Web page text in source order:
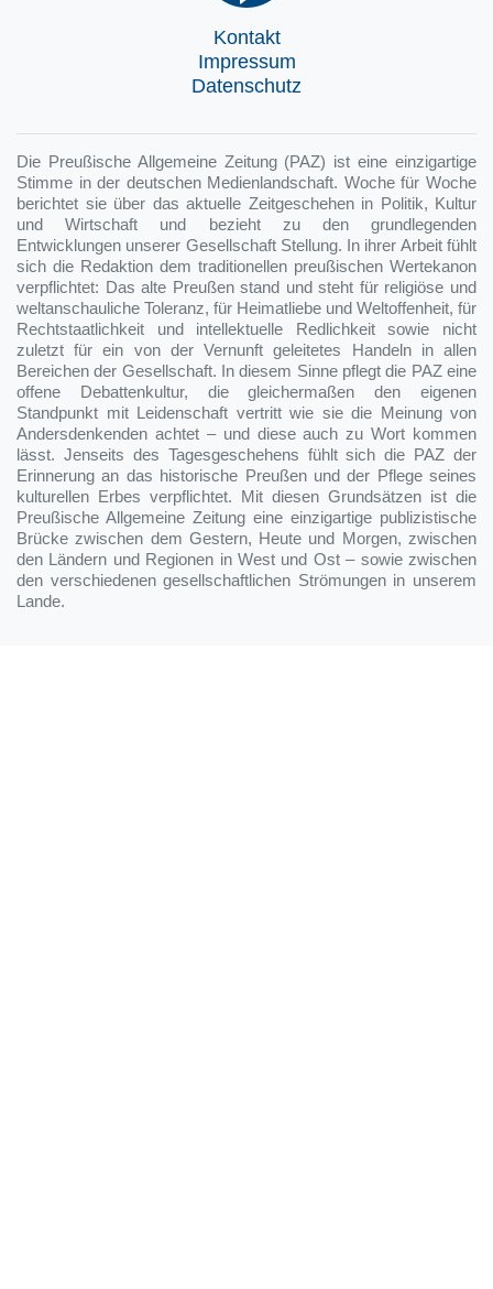
Kontakt
Impressum
Datenschutz
Die Preußische Allgemeine Zeitung (PAZ) ist eine einzigartige
Stimme in der deutschen Medienlandschaft. Woche für Woche
berichtet sie über das aktuelle Zeitgeschehen in Politik, Kultur
und Wirtschaft und bezieht zu den grundlegenden
Entwicklungen unserer Gesellschaft Stellung. In ihrer Arbeit fühlt
sich die Redaktion dem traditionellen preußischen Wertekanon
verpflichtet: Das alte Preußen stand und steht für religiöse und
weltanschauliche Toleranz, für Heimatliebe und Weltoffenheit, für
Rechtstaatlichkeit und intellektuelle Redlichkeit sowie nicht
zuletzt für ein von der Vernunft geleitetes Handeln in allen
Bereichen der Gesellschaft. In diesem Sinne pflegt die PAZ eine
offene Debattenkultur, die gleichermaßen den eigenen
Standpunkt mit Leidenschaft vertritt wie sie die Meinung von
Andersdenkenden achtet – und diese auch zu Wort kommen
lässt. Jenseits des Tagesgeschehens fühlt sich die PAZ der
Erinnerung an das historische Preußen und der Pflege seines
kulturellen Erbes verpflichtet. Mit diesen Grundsätzen ist die
Preußische Allgemeine Zeitung eine einzigartige publizistische
Brücke zwischen dem Gestern, Heute und Morgen, zwischen
den Ländern und Regionen in West und Ost – sowie zwischen
den verschiedenen gesellschaftlichen Strömungen in unserem
Lande.